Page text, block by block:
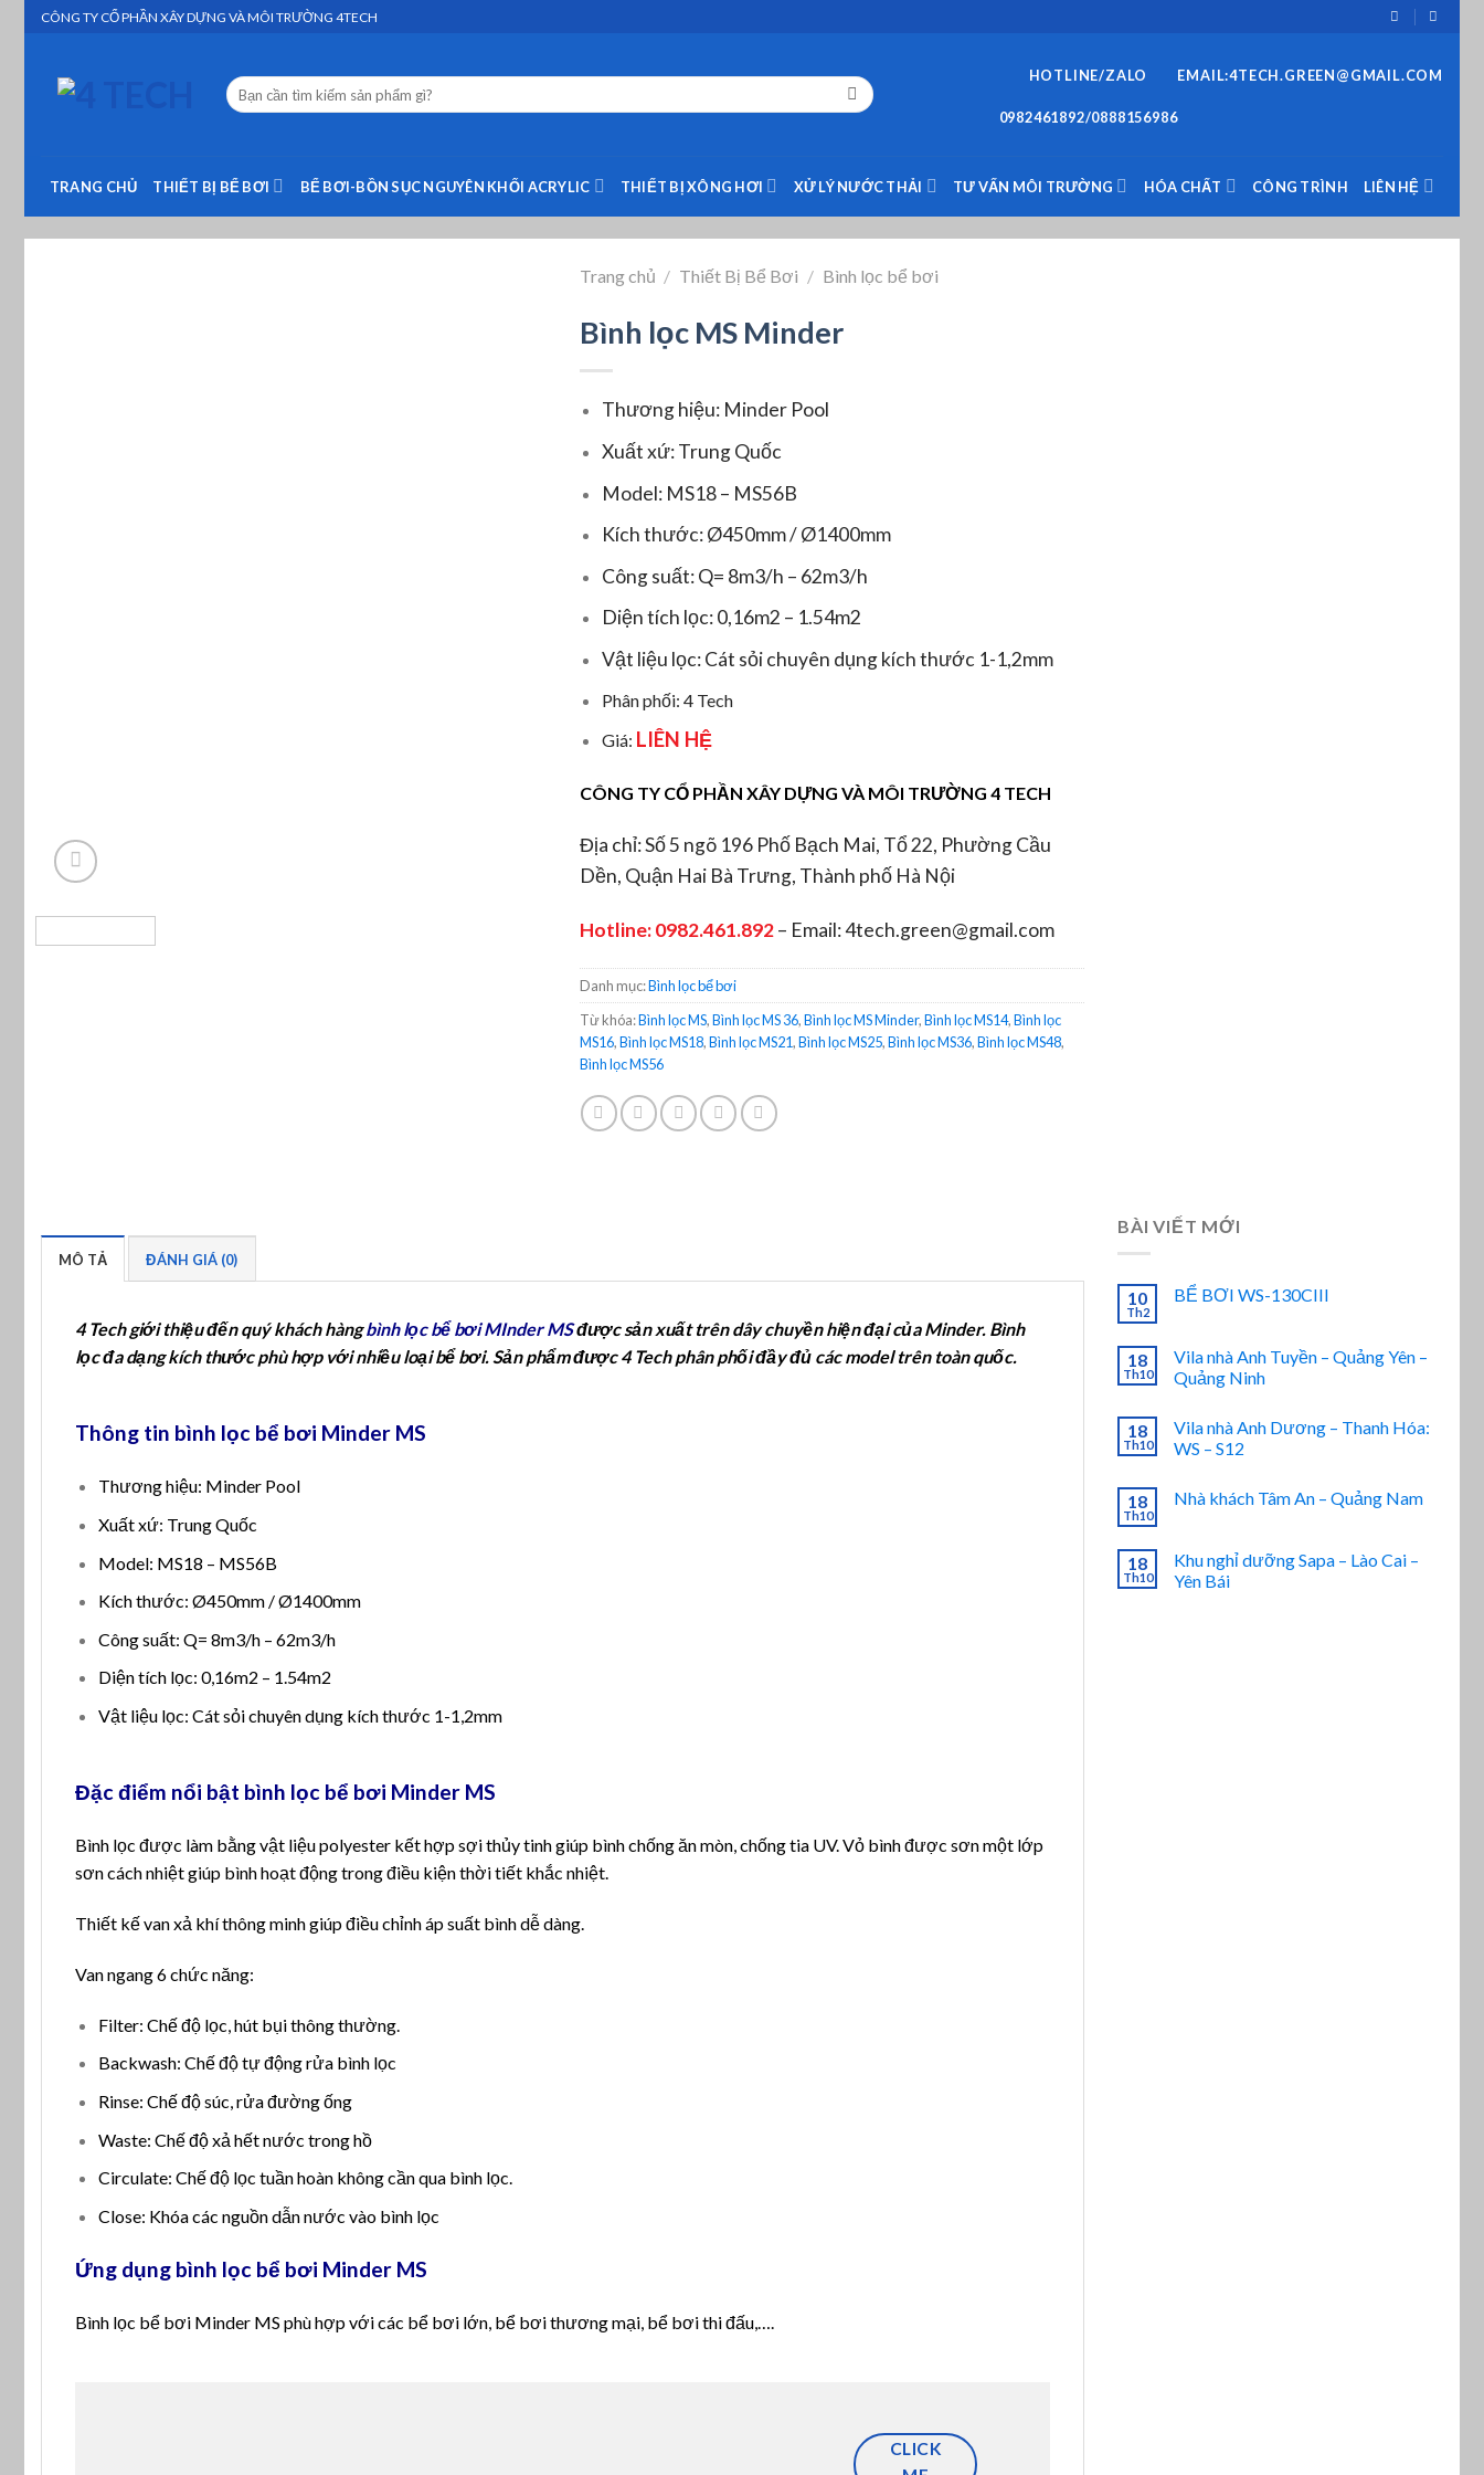
Skip
CÔNG TY CỔ PHẦN XÂY DỰNG VÀ MÔI TRƯỜNG 4TECH
Tìm
kiếm:
HOTLINE/ZALO
0982461892/0888156986
EMAIL:4TECH.GREEN@GMAIL.COM
TRANG CHỦ THIẾT BỊ BỂ BƠI BỂ BƠI-BỒN SỤC NGUYÊN KHỐI ACRYLIC THIẾT BỊ XÔNG HƠI XỬ LÝ NƯỚC THẢI TƯ VẤN MÔI TRƯỜNG HÓA CHẤT CÔNG TRÌNH LIÊN HỆ
Trang chủ / Thiết Bị Bể Bơi / Bình lọc bể bơi
Bình lọc MS Minder
Thương hiệu: Minder Pool
Xuất xứ: Trung Quốc
Model: MS18 – MS56B
Kích thước: Ø450mm / Ø1400mm
Công suất: Q= 8m3/h – 62m3/h
Diện tích lọc: 0,16m2 – 1.54m2
Vật liệu lọc: Cát sỏi chuyên dụng kích thước 1-1,2mm
Phân phối: 4 Tech
Giá: LIÊN HỆ
CÔNG TY CỔ PHẦN XÂY DỰNG VÀ MÔI TRƯỜNG 4 TECH
Địa chỉ: Số 5 ngõ 196 Phố Bạch Mai, Tổ 22, Phường Cầu
Dền, Quận Hai Bà Trưng, Thành phố Hà Nội
Hotline: 0982.461.892– Email: 4tech.green@gmail.com
Danh mục:Bình lọc bể bơi
Từ khóa:Bình lọc MS,Bình lọc MS 36,Bình lọc MS Minder,Bình lọc MS14,Bình lọc
MS16,Bình lọc MS18,Bình lọc MS21,Bình lọc MS25,Bình lọc MS36,Bình lọc MS48,
Bình lọc MS56
MÔ TẢ ĐÁNH GIÁ (0)
4 Tech giới thiệu đến quý khách hàngbình lọc bể bơi MInder MSđược sản xuất trên dây chuyền hiện đại của Minder. Bình
lọc đa dạng kích thước phù hợp với nhiều loại bể bơi. Sản phẩm được 4 Tech phân phối đầy đủ các model trên toàn quốc.
Thông tin bình lọc bể bơi Minder MS
Thương hiệu: Minder Pool
Xuất xứ: Trung Quốc
Model: MS18 – MS56B
Kích thước: Ø450mm / Ø1400mm
Công suất: Q= 8m3/h – 62m3/h
Diện tích lọc: 0,16m2 – 1.54m2
Vật liệu lọc: Cát sỏi chuyên dụng kích thước 1-1,2mm
Đặc điểm nổi bật bình lọc bể bơi Minder MS
Bình lọc được làm bằng vật liệu polyester kết hợp sợi thủy tinh giúp bình chống ăn mòn, chống tia UV. Vỏ bình được sơn một lớp
sơn cách nhiệt giúp bình hoạt động trong điều kiện thời tiết khắc nhiệt.
Thiết kế van xả khí thông minh giúp điều chỉnh áp suất bình dễ dàng.
Van ngang 6 chức năng:
Filter: Chế độ lọc, hút bụi thông thường.
Backwash: Chế độ tự động rửa bình lọc
Rinse: Chế độ súc, rửa đường ống
Waste: Chế độ xả hết nước trong hồ
Circulate: Chế độ lọc tuần hoàn không cần qua bình lọc.
Close: Khóa các nguồn dẫn nước vào bình lọc
Ứng dụng bình lọc bể bơi Minder MS
Bình lọc bể bơi Minder MS phù hợp với các bể bơi lớn, bể bơi thương mại, bể bơi thi đấu,….
CLICK
BÀI VIẾT MỚI
10
Th2
BỂ BƠI WS-130CIII
18
Th10
Vila nhà Anh Tuyền – Quảng Yên –
Quảng Ninh
18
Th10
Vila nhà Anh Dương – Thanh Hóa:
WS – S12
18
Th10
Nhà khách Tâm An – Quảng Nam
18
Th10
Khu nghỉ dưỡng Sapa – Lào Cai –
Yên Bái